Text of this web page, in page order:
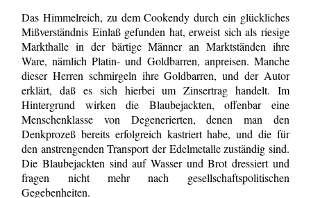
Das Himmelreich, zu dem Cookendy durch ein glückliches
Mißverständnis Einlaß gefunden hat, erweist sich als riesige
Markthalle in der bärtige Männer an Marktständen ihre
Ware, nämlich Platin- und Goldbarren, anpreisen. Manche
dieser Herren schmirgeln ihre Goldbarren, und der Autor
erklärt, daß es sich hierbei um Zinsertrag handelt. Im
Hintergrund wirken die Blaubejackten, offenbar eine
Menschenklasse von Degenerierten, denen man den
Denkprozeß bereits erfolgreich kastriert habe, und die für
den anstrengenden Transport der Edelmetalle zuständig sind.
Die Blaubejackten sind auf Wasser und Brot dressiert und
fragen nicht mehr nach gesellschaftspolitischen
Gegebenheiten.